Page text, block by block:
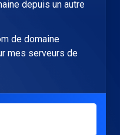
depuis un autre
de domaine
mes serveurs de